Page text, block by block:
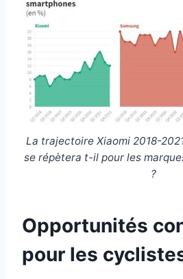
La trajectoire Xiaomi 2018-
se répètera t-il pour les
?
Opportunités
pour les